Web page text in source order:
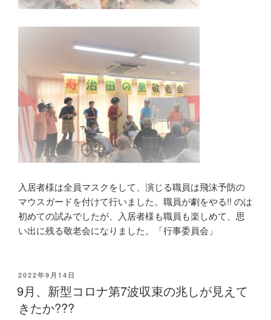
入居者様は全員マスクをして、演じる職員は飛沫予防の
マウスガードを付けて行いました。職員が劇をやる!! のは
初めての試みでしたが、入居者様も職員も楽しめて、思
い出に残る敬老会になりました。「行事委員会」
投
日:
2022年9月14日
9月、新型コロナ第7波収束の兆しが見えて
きたか???